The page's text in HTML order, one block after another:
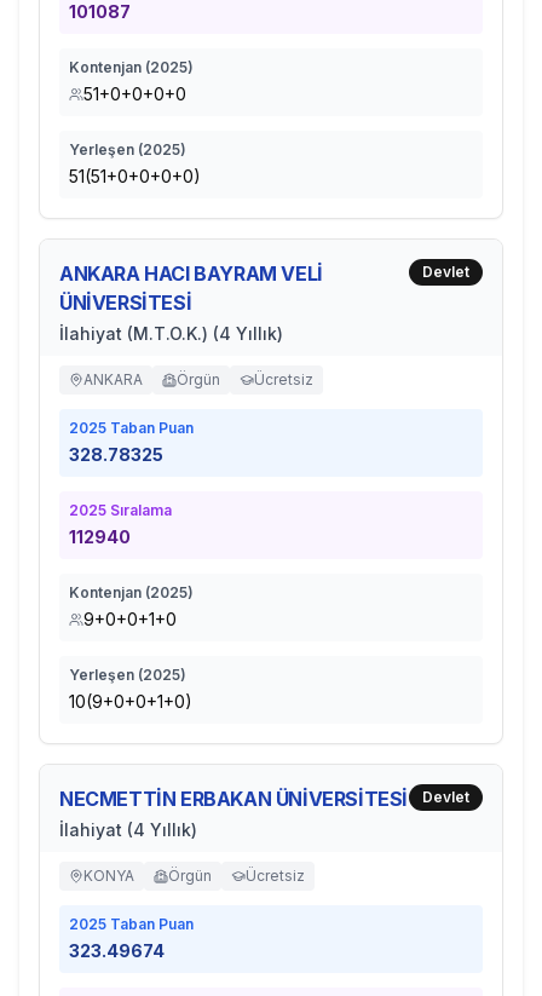
101087
Kontenjan (2025)
51+0+0+0+0
Yerleşen (2025)
51(51+0+0+0+0)
ANKARA HACI BAYRAM VELİ
ÜNİVERSİTESİ
İlahiyat (M.T.O.K.) (4 Yıllık)
Devlet
ANKARA Örgün Ücretsiz
2025 Taban Puan
328.78325
2025 Sıralama
112940
Kontenjan (2025)
9+0+0+1+0
Yerleşen (2025)
10(9+0+0+1+0)
NECMETTİN ERBAKAN ÜNİVERSİTESİ
İlahiyat (4 Yıllık)
Devlet
KONYA Örgün Ücretsiz
2025 Taban Puan
323.49674